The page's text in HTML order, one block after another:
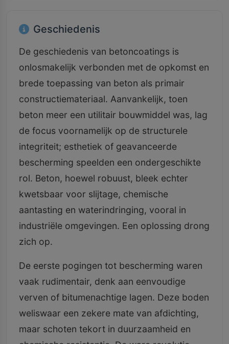
Geschiedenis
De geschiedenis van betoncoatings is
onlosmakelijk verbonden met de opkomst en
brede toepassing van beton als primair
constructiemateriaal. Aanvankelijk, toen
beton meer een utilitair bouwmiddel was, lag
de focus voornamelijk op de structurele
integriteit; esthetiek of geavanceerde
bescherming speelden een ondergeschikte
rol. Beton, hoewel robuust, bleek echter
kwetsbaar voor slijtage, chemische
aantasting en waterindringing, vooral in
industriële omgevingen. Een oplossing drong
zich op.
De eerste pogingen tot bescherming waren
vaak rudimentair, denk aan eenvoudige
verven of bitumenachtige lagen. Deze boden
weliswaar een zekere mate van afdichting,
maar schoten tekort in duurzaamheid en